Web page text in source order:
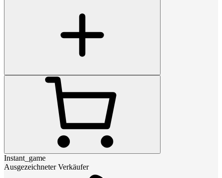
Instant_game
Ausgezeichneter Verkäufer